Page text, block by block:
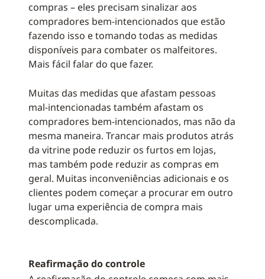
compras – eles precisam sinalizar aos
compradores bem-intencionados que estão
fazendo isso e tomando todas as medidas
disponíveis para combater os malfeitores.
Mais fácil falar do que fazer.
Muitas das medidas que afastam pessoas
mal-intencionadas também afastam os
compradores bem-intencionados, mas não da
mesma maneira. Trancar mais produtos atrás
da vitrine pode reduzir os furtos em lojas,
mas também pode reduzir as compras em
geral. Muitas inconveniências adicionais e os
clientes podem começar a procurar em outro
lugar uma experiência de compra mais
descomplicada.
Reafirmação do controle